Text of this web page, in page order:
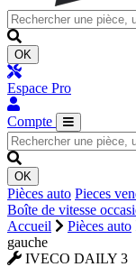
OK
Espace Pro
Compte
OK
Pièces auto Pieces
Boîte de vitesse
Accueil
Pièces auto
gauche
IVECO DAILY 3